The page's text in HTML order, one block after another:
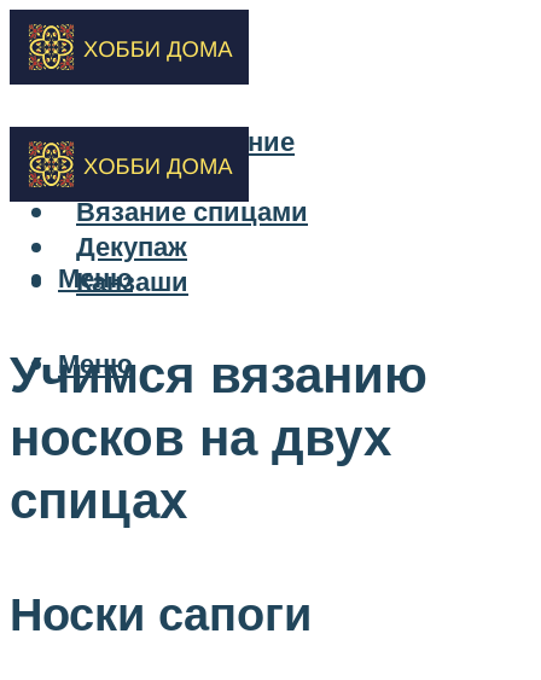
Бисероплетение
Вышивка
Вязание спицами
Декупаж
Канзаши
Меню
Меню
Учимся вязанию
носков на двух
спицах
Носки сапоги